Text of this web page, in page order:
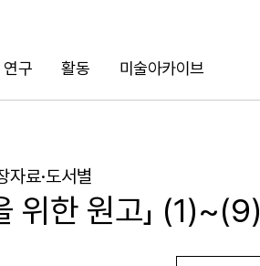
연구 활동 미술아카이브
자료·도서별
위한 원고」 (1)~(9)